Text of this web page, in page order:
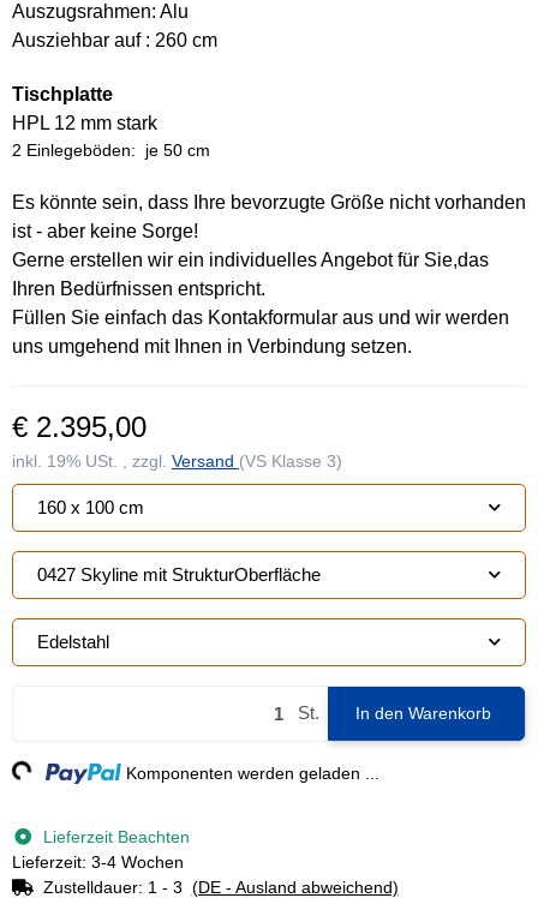
Auszugsrahmen: Alu
Ausziehbar auf : 260 cm
Tischplatte
HPL 12 mm stark
2 Einlegeböden: je 50 cm
Es könnte sein, dass Ihre bevorzugte Größe nicht vorhanden
ist - aber keine Sorge!
Gerne erstellen wir ein individuelles Angebot für Sie,das
Ihren Bedürfnissen entspricht.
Füllen Sie einfach das Kontakformular aus und wir werden
uns umgehend mit Ihnen in Verbindung setzen.
€ 2.395,00
inkl. 19% USt. , zzgl. Versand (VS Klasse 3)
160 x 100 cm
0427 Skyline mit StrukturOberfläche
Edelstahl
St. In den Warenkorb
Komponenten werden geladen ...
Lieferzeit Beachten
Lieferzeit: 3-4 Wochen
Zustelldauer: 1 - 3 (DE - Ausland abweichend)